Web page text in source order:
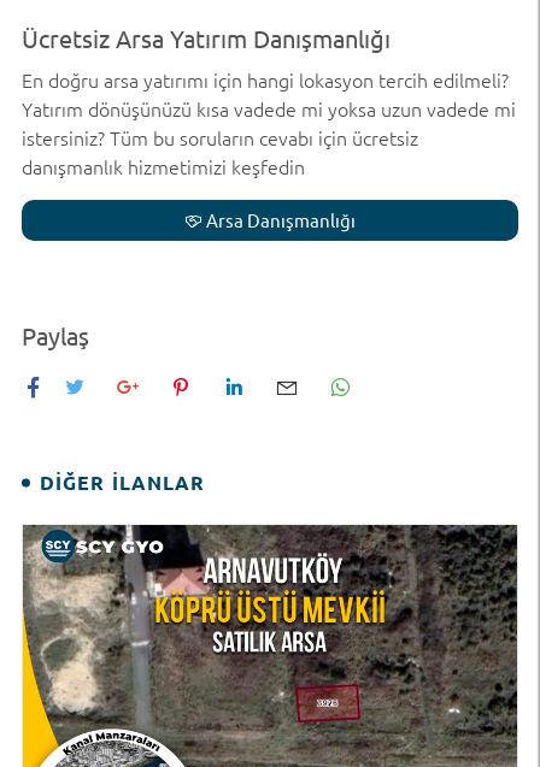
Ücretsiz Arsa Yatırım Danışmanlığı
En doğru arsa yatırımı için hangi lokasyon tercih edilmeli?
Yatırım dönüşünüzü kısa vadede mi yoksa uzun vadede mi
istersiniz? Tüm bu soruların cevabı için ücretsiz
danışmanlık hizmetimizi keşfedin
Arsa Danışmanlığı
Paylaş
DIĞER İLANLAR